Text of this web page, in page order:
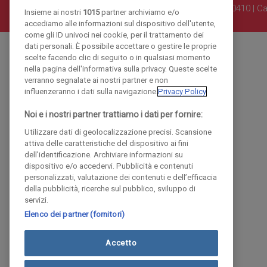
Iscritta al Registro Imprese di Como al n. 10410 |
Insieme ai nostri 1015partner archiviamo e/o
accediamo alle informazioni sul dispositivo dell'utente,
come gli ID univoci nei cookie, per il trattamento dei
dati personali. È possibile accettare o gestire le proprie
scelte facendo clic di seguito o in qualsiasi momento
nella pagina dell'informativa sulla privacy. Queste scelte
verranno segnalate ai nostri partner e non
influenzeranno i dati sulla navigazione. Privacy Policy
Noi e i nostri partner trattiamo i dati per fornire:
Utilizzare dati di geolocalizzazione precisi. Scansione
attiva delle caratteristiche del dispositivo ai fini
dell’identificazione. Archiviare informazioni su
dispositivo e/o accedervi. Pubblicità e contenuti
personalizzati, valutazione dei contenuti e dell’efficacia
della pubblicità, ricerche sul pubblico, sviluppo di
servizi.
Elenco dei partner (fornitori)
Accetto